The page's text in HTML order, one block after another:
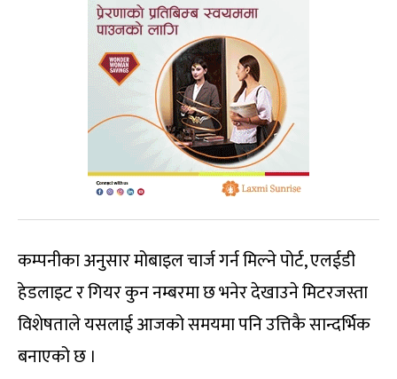
कम्पनीका अनुसार मोबाइल चार्ज गर्न मिल्ने पोर्ट, एलईडी
हेडलाइट र गियर कुन नम्बरमा छ भनेर देखाउने मिटरजस्ता
विशेषताले यसलाई आजको समयमा पनि उत्तिकै सान्दर्भिक
बनाएको छ ।